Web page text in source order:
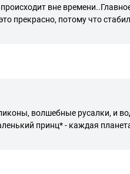
вне
прекрасно, потому что
волшебные русалки, и
принц* - каждая